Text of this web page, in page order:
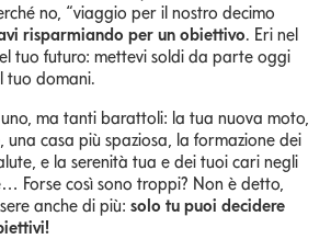
no, “viaggio per il nostro decimo
risparmiando per un obiettivo. Eri nel
tuo futuro: mettevi soldi da parte oggi
tuo domani.
ma tanti barattoli: la tua nuova moto,
una casa più spaziosa, la formazione dei
e la serenità tua e dei tuoi cari negli
Forse così sono troppi? Non è detto,
anche di più: solo tu puoi decidere